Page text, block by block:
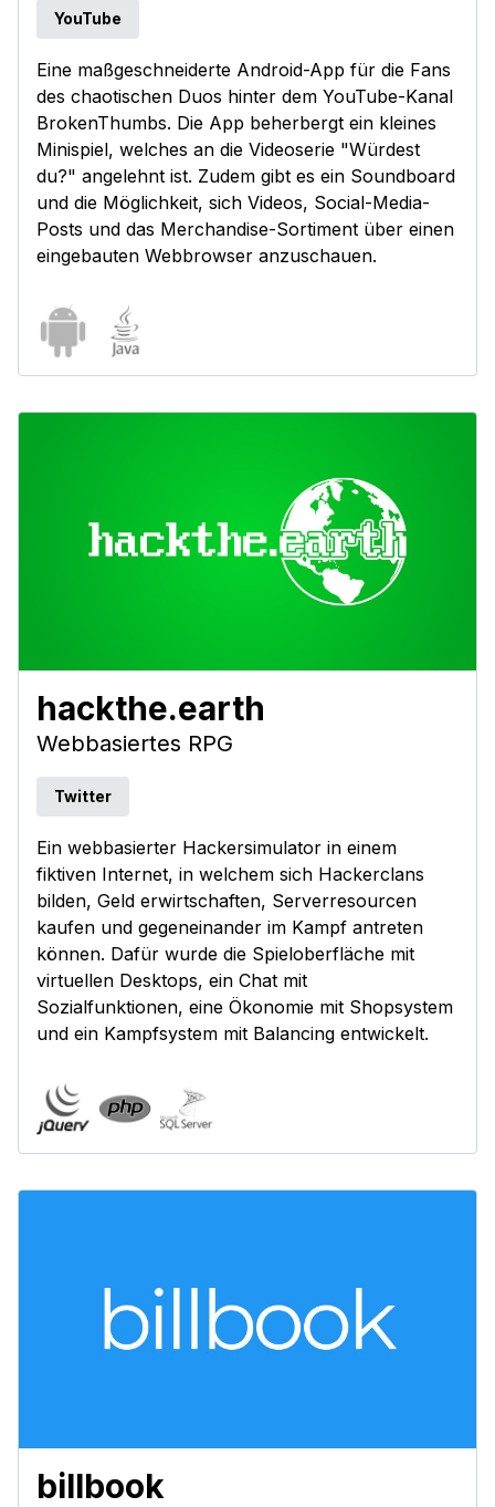
YouTube
Eine maßgeschneiderte Android-App für die Fans
des chaotischen Duos hinter dem YouTube-Kanal
BrokenThumbs. Die App beherbergt ein kleines
Minispiel, welches an die Videoserie "Würdest
du?" angelehnt ist. Zudem gibt es ein Soundboard
und die Möglichkeit, sich Videos, Social-Media-
Posts und das Merchandise-Sortiment über einen
eingebauten Webbrowser anzuschauen.
hackthe.earth
Webbasiertes RPG
Twitter
Ein webbasierter Hackersimulator in einem
fiktiven Internet, in welchem sich Hackerclans
bilden, Geld erwirtschaften, Serverresourcen
kaufen und gegeneinander im Kampf antreten
können. Dafür wurde die Spieloberfläche mit
virtuellen Desktops, ein Chat mit
Sozialfunktionen, eine Ökonomie mit Shopsystem
und ein Kampfsystem mit Balancing entwickelt.
billbook